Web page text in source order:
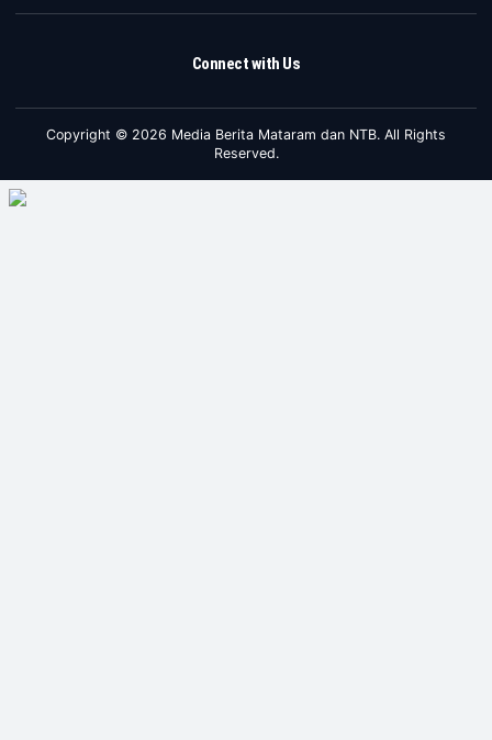
Connect with Us
Copyright © 2026 Media Berita Mataram dan NTB. All Rights
Reserved.